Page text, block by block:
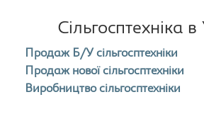
Сільгосптехніка в
Продаж Б/У сільгосптехніки
Продаж нової сільгосптехніки
Виробництво сільгосптехніки